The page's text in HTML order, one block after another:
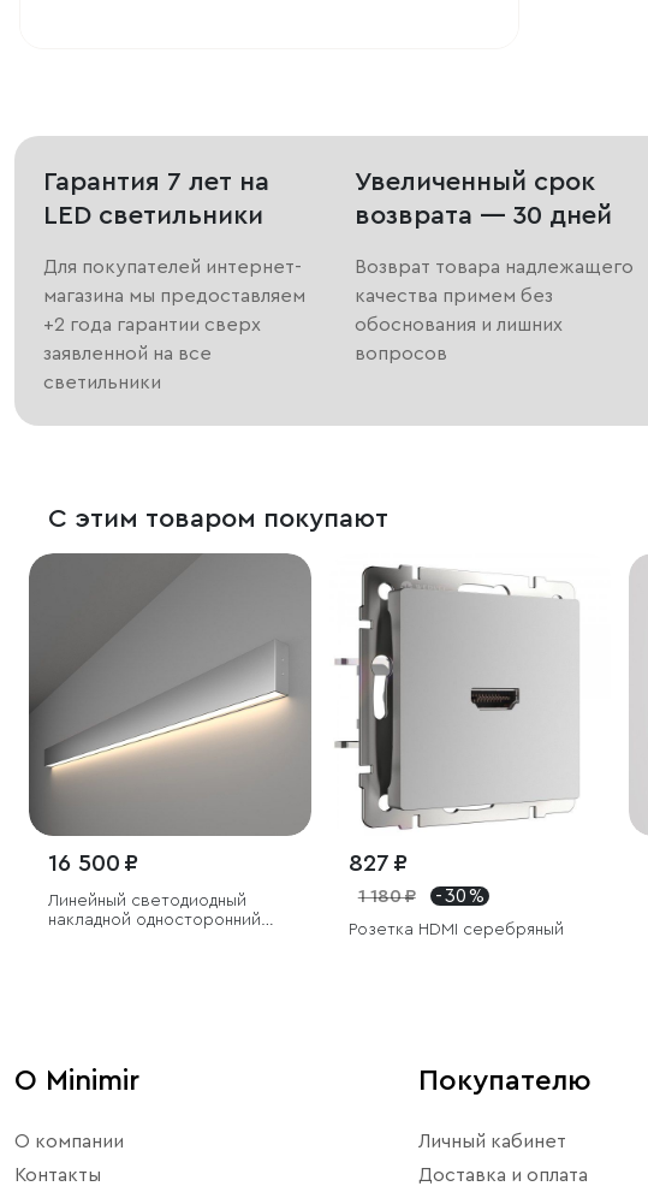
Гарантия 7 лет на
LED светильники
Для покупателей интернет-
магазина мы предоставляем
+2 года гарантии сверх
заявленной на все
светильники
Увеличенный срок
возврата — 30 дней
Возврат товара надлежащего
качества примем без
обоснования и лишних
вопросов
С этим товаром покупают
16 500 ₽
Линейный светодиодный
накладной односторонний
827 ₽
1 180 ₽ - 30 %
Розетка HDMI серебряный
О Minimir
О компании
Контакты
Покупателю
Личный кабинет
Доставка и оплата